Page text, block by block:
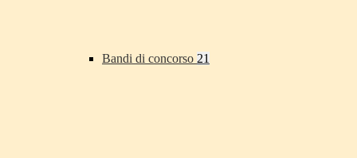
Bandi di concorso 21